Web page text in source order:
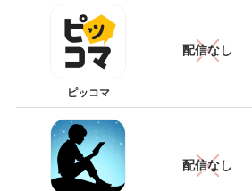
ピッコマ
配信なし
配信なし